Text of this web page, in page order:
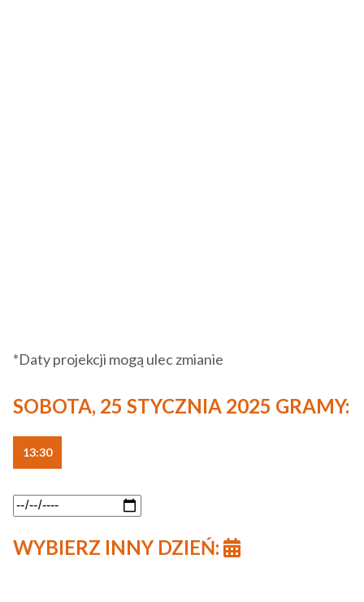
*Daty projekcji mogą ulec zmianie
SOBOTA, 25 STYCZNIA 2025 GRAMY:
13:30
WYBIERZ INNY DZIEŃ: